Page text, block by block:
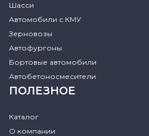
Шасси
Автомобили с КМУ
Зерновозы
Автофургоны
Бортовые автомобили
Автобетоносмесители
ПОЛЕЗНОЕ
Каталог
О компании